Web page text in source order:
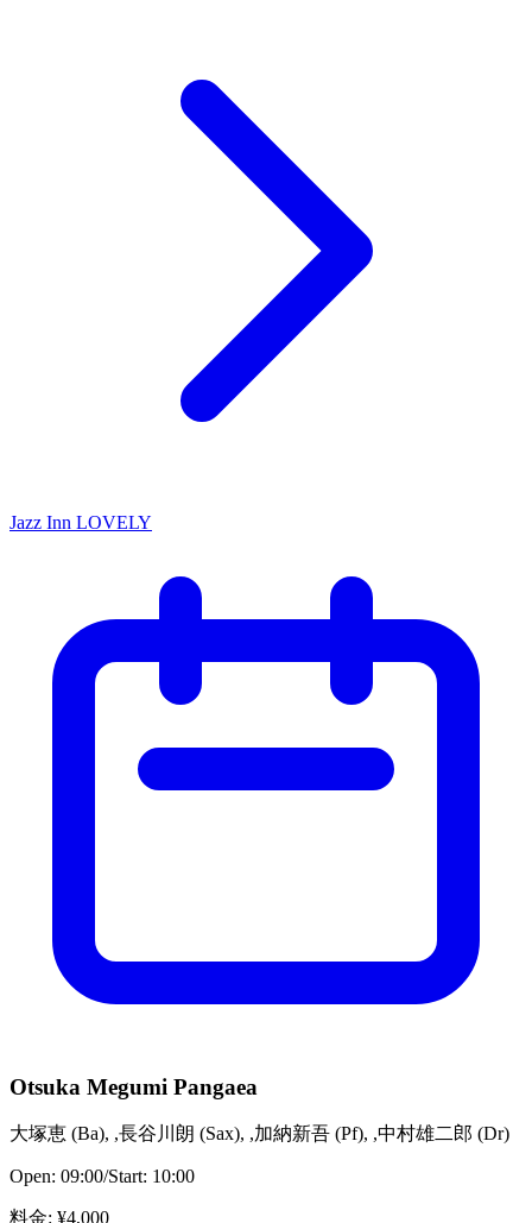
Jazz Inn LOVELY
Otsuka Megumi Pangaea
大塚恵 (Ba), ,長谷川朗 (Sax), ,加納新吾 (Pf), ,中村雄二郎 (Dr)
Open: 09:00/Start: 10:00
料金: ¥4,000